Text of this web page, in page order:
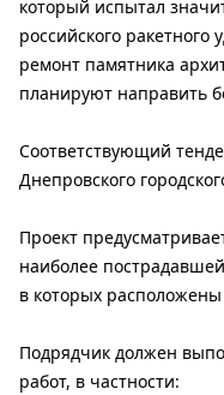
который испытал
российского ракетного
ремонт памятника
планируют направить
Соответствующий
Днепровского
Проект
наиболее
в которых
Подрядчик должен
работ, в частности: